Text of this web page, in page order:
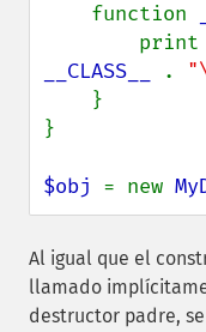
    function
        print
__CLASS__
.
}
$obj = new
Al igual que el
llamado
destructor padre,